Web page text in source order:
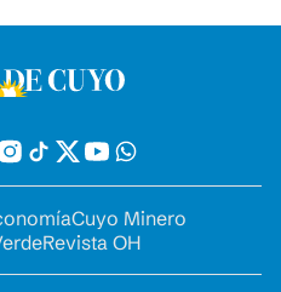
Cuyo Minero
Revista OH